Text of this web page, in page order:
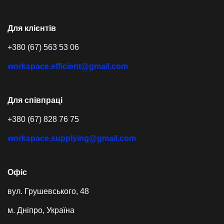
Для клієнтів
+380 (67) 563 53 06
workspace.efficient@gmail.com
Для співпраці
+380 (67) 828 76 75
workspace.supplying@gmail.com
Офіс
вул. Грушевського, 48
м. Дніпро, Україна